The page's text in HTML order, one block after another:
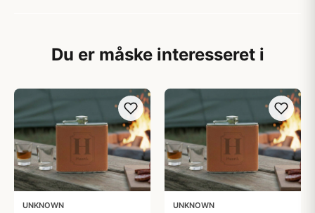
Du er måske interesseret i
UNKNOWN UNKNOWN